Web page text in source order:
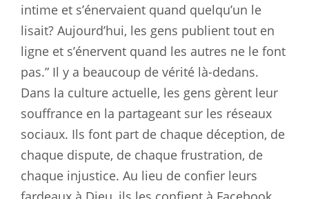
intime et s’énervaient quand quelqu’un le
lisait? Aujourd’hui, les gens publient tout en
ligne et s’énervent quand les autres ne le font
pas.” Il y a beaucoup de vérité là-dedans.
Dans la culture actuelle, les gens gèrent leur
souffrance en la partageant sur les réseaux
sociaux. Ils font part de chaque déception, de
chaque dispute, de chaque frustration, de
chaque injustice. Au lieu de confier leurs